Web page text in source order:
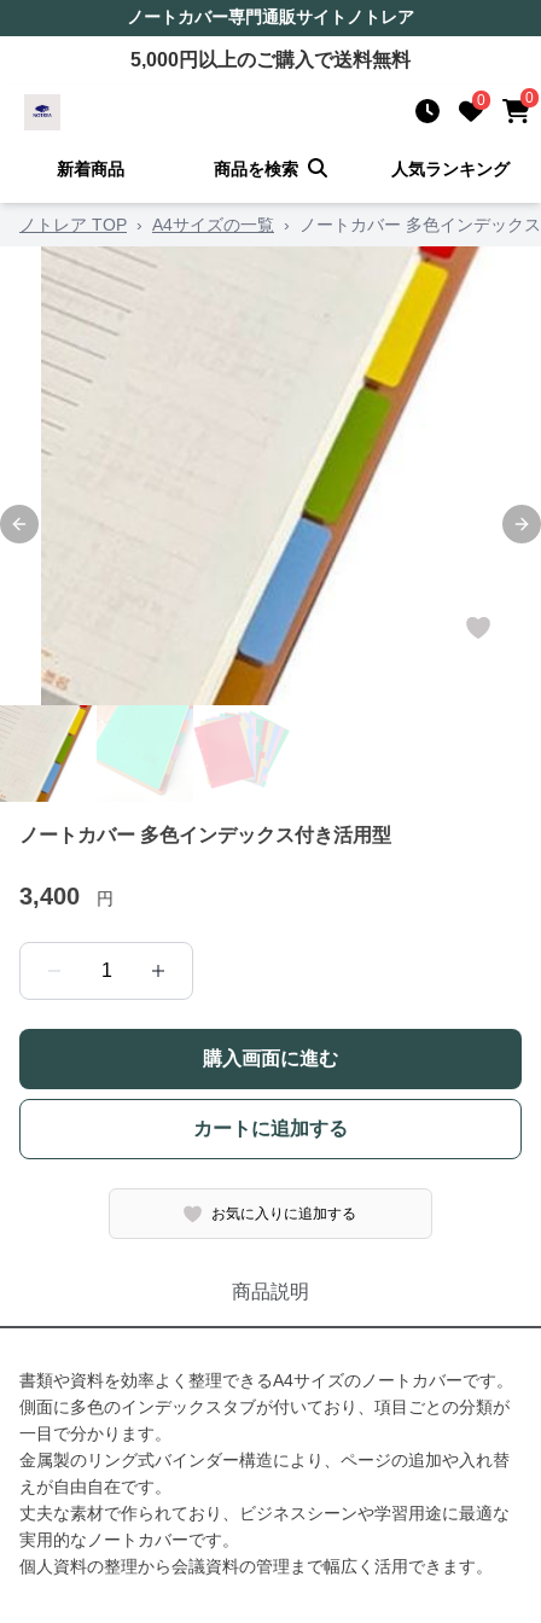
ノートカバー専門通販サイト ノトレア
5,000円以上のご購入で送料無料
0 0
新着商品 商品を検索 人気ランキング
ノトレア TOP › A4サイズの一覧 › ノートカバー 多色インデック
Previous slide
ノートカバー 多色インデックス付き活用型
3,400 円
1
購入画面に進む
カートに追加する
お気に入りに追加する
商品説明
書類や資料を効率よく整理できるA4サイズのノートカバーです。
側面に多色のインデックスタブが付いており、項目ごとの分類が
一目で分かります。
金属製のリング式バインダー構造により、ページの追加や入れ替
えが自由自在です。
丈夫な素材で作られており、ビジネスシーンや学習用途に最適な
実用的なノートカバーです。
個人資料の整理から会議資料の管理まで幅広く活用できます。